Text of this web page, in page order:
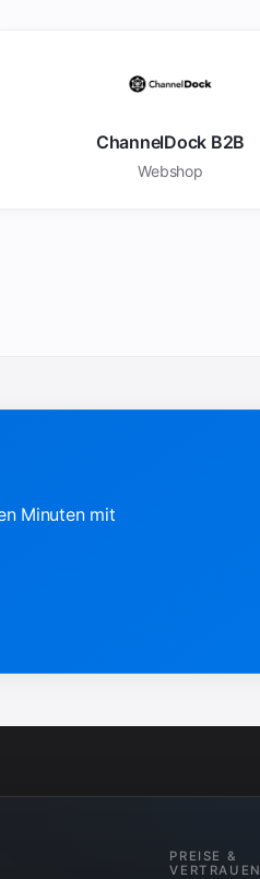
ChannelDock B2B
Webshop
Minuten mit
PREISE &
VERTRAUEN